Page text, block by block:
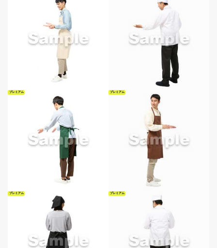
プレミアム プレミアム
プレミアム プレミアム